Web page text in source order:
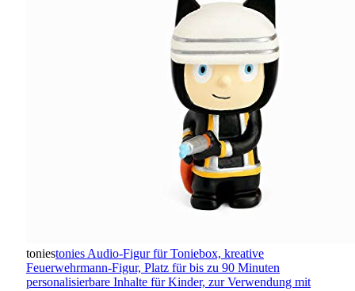
toniestonies Audio-Figur für Toniebox, kreative
Feuerwehrmann-Figur, Platz für bis zu 90 Minuten
personalisierbare Inhalte für Kinder, zur Verwendung mit